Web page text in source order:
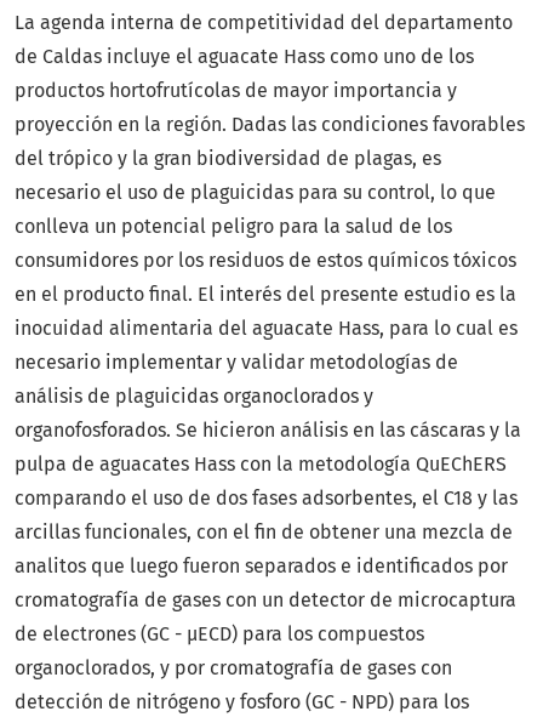
La agenda interna de competitividad del departamento
de Caldas incluye el aguacate Hass como uno de los
productos hortofrutícolas de mayor importancia y
proyección en la región. Dadas las condiciones favorables
del trópico y la gran biodiversidad de plagas, es
necesario el uso de plaguicidas para su control, lo que
conlleva un potencial peligro para la salud de los
consumidores por los residuos de estos químicos tóxicos
en el producto final. El interés del presente estudio es la
inocuidad alimentaria del aguacate Hass, para lo cual es
necesario implementar y validar metodologías de
análisis de plaguicidas organoclorados y
organofosforados. Se hicieron análisis en las cáscaras y la
pulpa de aguacates Hass con la metodología QuEChERS
comparando el uso de dos fases adsorbentes, el C18 y las
arcillas funcionales, con el fin de obtener una mezcla de
analitos que luego fueron separados e identificados por
cromatografía de gases con un detector de microcaptura
de electrones (GC - µECD) para los compuestos
organoclorados, y por cromatografía de gases con
detección de nitrógeno y fosforo (GC - NPD) para los